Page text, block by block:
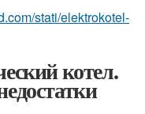
stati/elektrokotel-
котел.